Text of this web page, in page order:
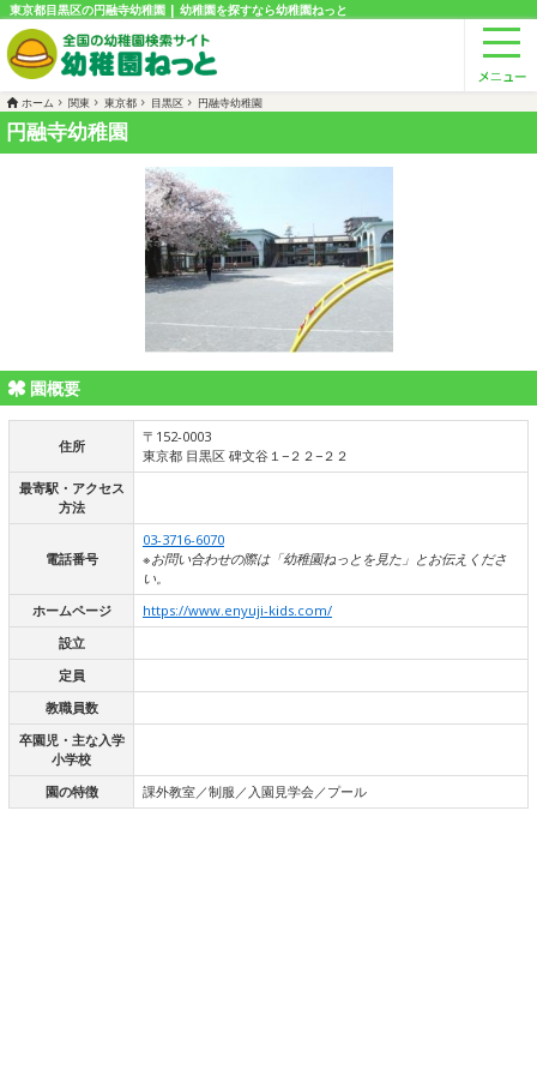
東京都目黒区の円融寺幼稚園 | 幼稚園を探すなら幼稚園ねっと
ホーム 関東 東京都 目黒区 円融寺幼稚園
円融寺幼稚園
園概要
住所
〒152-0003
東京都 目黒区 碑文谷１−２２−２２
最寄駅・アクセス
方法
電話番号
03-3716-6070
※お問い合わせの際は「幼稚園ねっとを見た」とお伝えくださ
い。
ホームページ
https://www.enyuji-kids.com/
設立
定員
教職員数
卒園児・主な入学
小学校
園の特徴
課外教室／制服／入園見学会／プール